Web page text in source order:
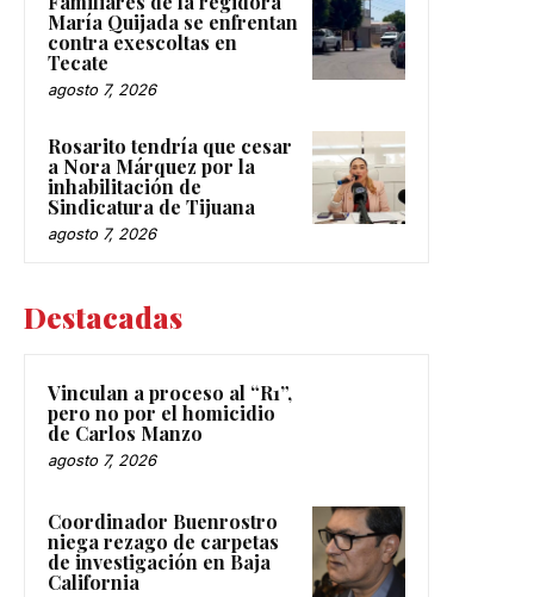
María Quijada se enfrentan
contra exescoltas en
Tecate
agosto 7, 2026
Rosarito tendría que cesar
a Nora Márquez por la
inhabilitación de
Sindicatura de Tijuana
agosto 7, 2026
Destacadas
Vinculan a proceso al “R1”,
pero no por el homicidio
de Carlos Manzo
agosto 7, 2026
Coordinador Buenrostro
niega rezago de carpetas
de investigación en Baja
California